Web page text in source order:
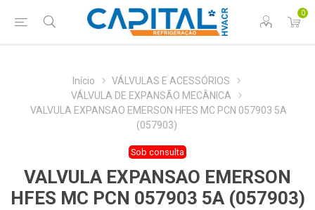
0
Início
VÁLVULAS E ACESSÓRIOS
VÁLVULA DE EXPANSÃO MECÂNICA
VALVULA EXPANSAO EMERSON HFES MC PCN 057903 5A
(057903)
Sob consulta
VALVULA EXPANSAO EMERSON
HFES MC PCN 057903 5A (057903)